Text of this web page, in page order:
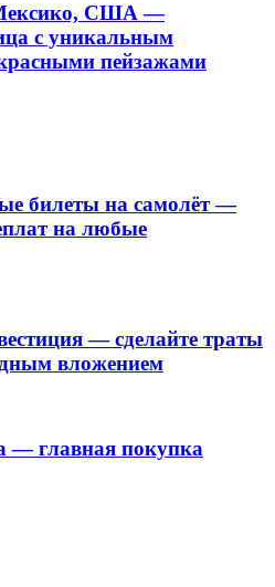
США —
с уникальным
пейзажами
билеты на самолёт —
на любые
— сделайте траты
вложением
— главная покупка